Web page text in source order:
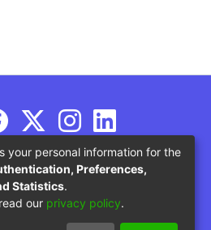
de Educación
your personal information for the
Preferences,
Statistics.
our privacy policy.